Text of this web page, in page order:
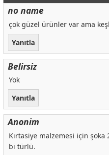
no name
çok güzel ürünler var ama
Yanıtla
Belirsiz
Yok
Yanıtla
Anonim
Kırtasiye malzemesi için
bi türlü.